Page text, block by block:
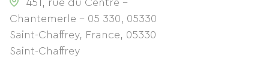
451, rue du Centre -
Chantemerle - 05 330, 05330
Saint-Chaffrey, France, 05330
Saint-Chaffrey